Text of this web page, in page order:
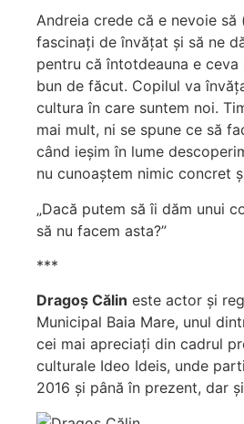
Andreia crede că e nevoie să
fascinați de învățat și să ne
pentru că întotdeauna e ceva
bun de făcut. Copilul va
cultura în care suntem noi.
mai mult, ni se spune ce să
când ieșim în lume
nu cunoaștem nimic concret
„Dacă putem să îi dăm unui
să nu facem asta?”
***
Dragoș Călin este actor și
Municipal Baia Mare, unul
cei mai apreciați din cadrul
culturale Ideo Ideis, unde
2016 și până în prezent, dar